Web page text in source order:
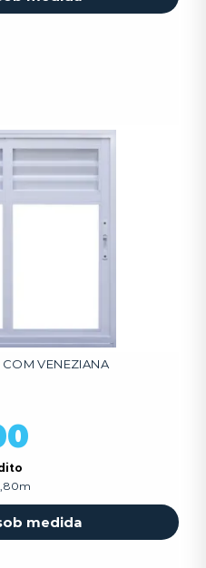
VENEZIANA
medida